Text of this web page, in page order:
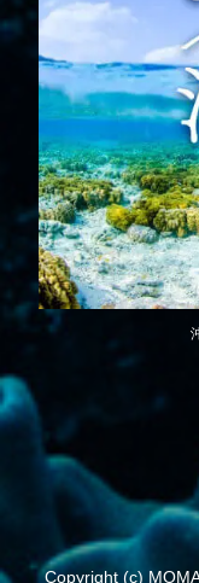
Copyright (c)